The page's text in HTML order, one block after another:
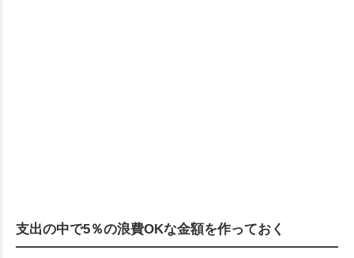
支出の中で5％の浪費OKな金額を作っておく